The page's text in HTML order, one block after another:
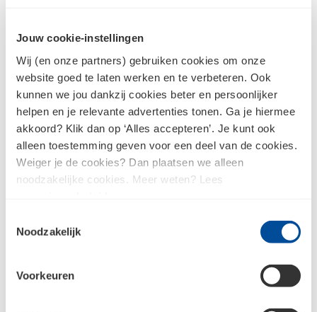
Jouw cookie-instellingen
Wij (en onze partners) gebruiken cookies om onze
website goed te laten werken en te verbeteren. Ook
kunnen we jou dankzij cookies beter en persoonlijker
helpen en je relevante advertenties tonen. Ga je hiermee
akkoord? Klik dan op ‘Alles accepteren’. Je kunt ook
alleen toestemming geven voor een deel van de cookies.
Weiger je de cookies? Dan plaatsen we alleen
noodzakelijke cookies. Meer weten? Lees
Noodzakelijk
Voorkeuren
Supportligger 200 cm